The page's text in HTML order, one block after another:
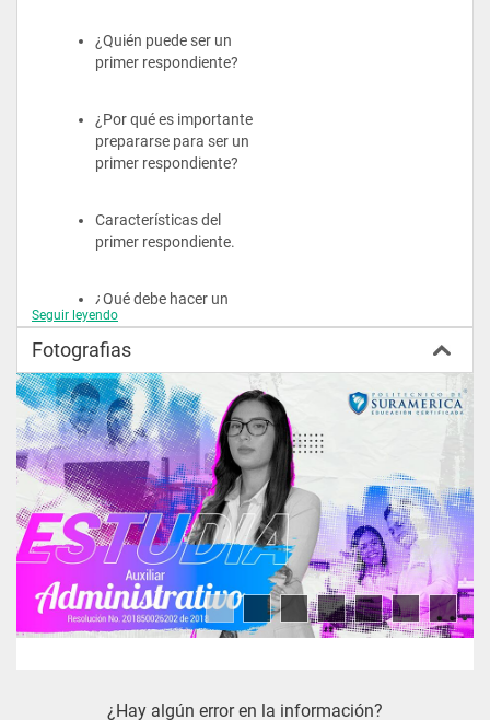
¿Quién puede ser un
primer respondiente?
¿Por qué es importante
prepararse para ser un
primer respondiente?
Características del
primer respondiente.
¿Qué debe hacer un
primer respondiente?
¿Quiénes conforman el
SEM?
¿Cómo y cuándo activar
el Sistema de
Emergencia Médica?
Unidad 2
¿Qué hacer y qué no hacer en caso de Urgencia?
Seguir leyendo
Fotografias
¿Hay algún error en la información?